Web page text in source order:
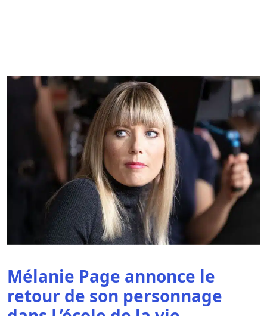
Mélanie Page annonce le
retour de son personnage